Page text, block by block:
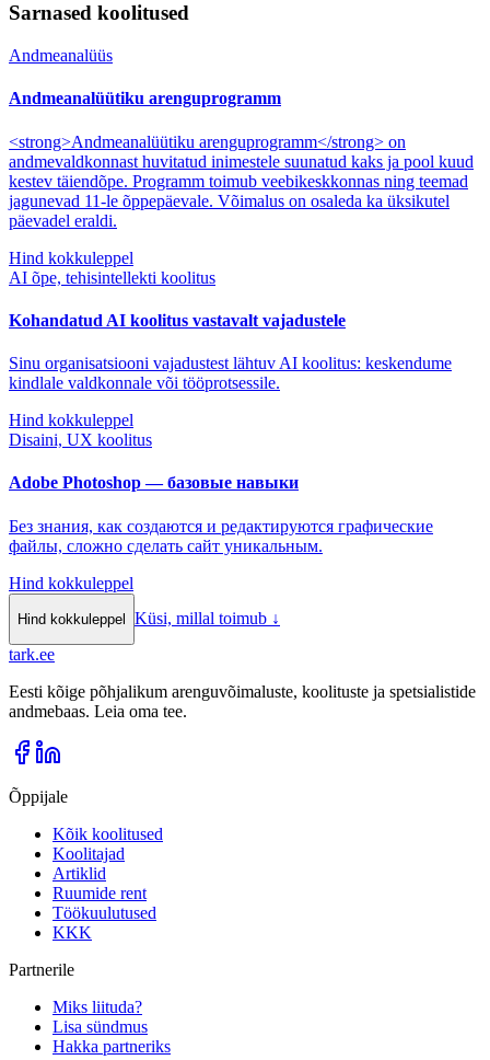
Sarnased koolitused
Andmeanalüüs
Andmeanalüütiku arenguprogramm
<strong>Andmeanalüütiku arenguprogramm</strong> on
andmevaldkonnast huvitatud inimestele suunatud kaks ja pool kuud
kestev täiendõpe. Programm toimub veebikeskkonnas ning teemad
jagunevad 11-le õppepäevale. Võimalus on osaleda ka üksikutel
päevadel eraldi.
Hind kokkuleppel
AI õpe, tehisintellekti koolitus
Kohandatud AI koolitus vastavalt vajadustele
Sinu organisatsiooni vajadustest lähtuv AI koolitus: keskendume
kindlale valdkonnale või tööprotsessile.
Hind kokkuleppel
Disaini, UX koolitus
Adobe Photoshop — базовые навыки
Без знания, как создаются и редактируются графические
файлы, сложно сделать сайт уникальным.
Hind kokkuleppel
Hind kokkuleppel Küsi, millal toimub ↓
tark.ee
Eesti kõige põhjalikum arenguvõimaluste, koolituste ja spetsialistide
andmebaas. Leia oma tee.
Õppijale
Kõik koolitused
Koolitajad
Artiklid
Ruumide rent
Töökuulutused
KKK
Partnerile
Miks liituda?
Lisa sündmus
Hakka partneriks